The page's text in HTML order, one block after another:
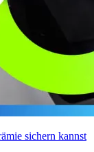
sichern kannst